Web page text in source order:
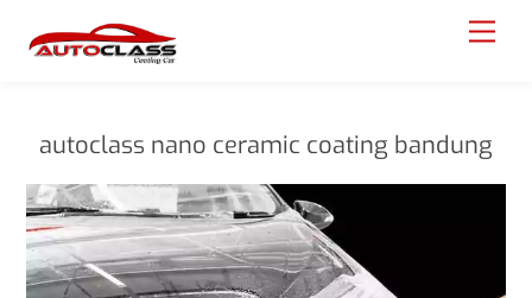
content
Menu
autoclass nano ceramic coating bandung